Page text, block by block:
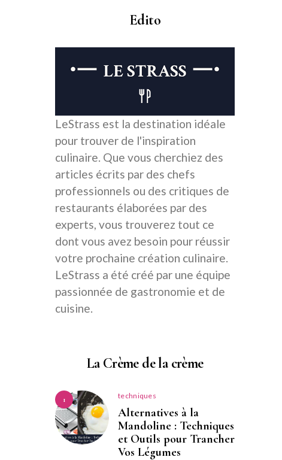
Edito
LeStrass est la destination idéale
pour trouver de l'inspiration
culinaire. Que vous cherchiez des
articles écrits par des chefs
professionnels ou des critiques de
restaurants élaborées par des
experts, vous trouverez tout ce
dont vous avez besoin pour réussir
votre prochaine création culinaire.
LeStrass a été créé par une équipe
passionnée de gastronomie et de
cuisine.
La Crème de la crème
1 techniques
Alternatives à la
Mandoline : Techniques
et Outils pour Trancher
Vos Légumes